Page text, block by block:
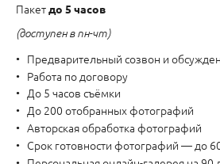
Пакетдо 5 часов
(доступен в пн-чт)
Предварительный созвон и
Работа по договору
До 5 часов съёмки
До 200 отобранных фотографий
Авторская обработка фотографий
Срок готовности фотографий — до